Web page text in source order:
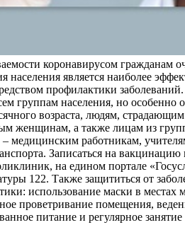
коронавирусом гражданам
населения является наиболее
профилактики заболеваний.
группам населения, но особенно
возраста, людям,
женщинам, а также лицам из
– медицинским работникам,
Записаться на
на едином портале
122. Также защититься от
использование маски в местах
проветривание помещения,
питание и регулярное